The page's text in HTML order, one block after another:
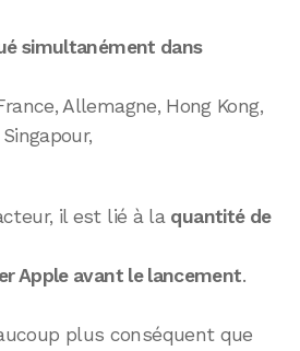
simultanément dans
Allemagne, Hong Kong,
il est lié à la quantité de
Apple avant le lancement.
plus conséquent que